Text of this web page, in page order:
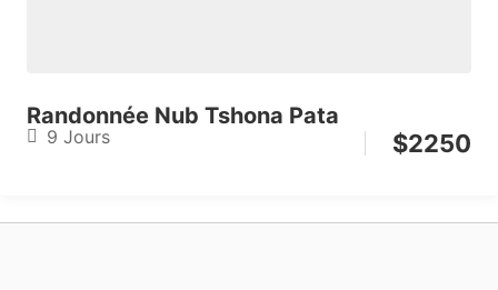
Randonnée Nub Tshona Pata
9 Jours $2250